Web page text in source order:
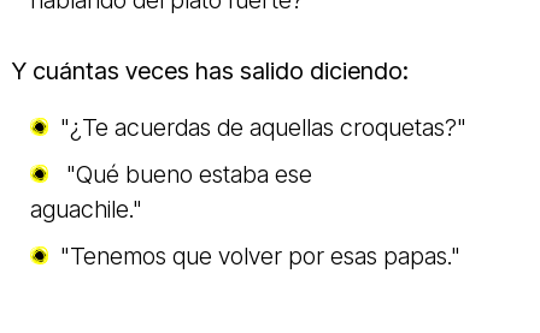
Y cuántas veces has salido diciendo:
"¿Te acuerdas de aquellas croquetas?"
"Qué bueno estaba ese
aguachile."
"Tenemos que volver por esas papas."